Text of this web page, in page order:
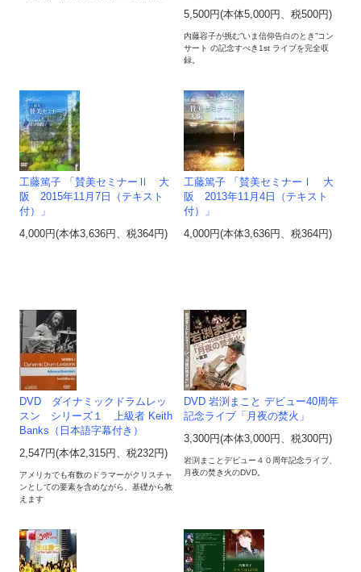
5,500円(本体5,000円、税500円)
内藤容子が挑む”いま信仰告白のとき”コン
サート の記念すべき1st ライブを完全収
録。
工藤篤子 「賛美セミナーⅡ 大
阪 2015年11月7日（テキスト
付）」
4,000円(本体3,636円、税364円)
工藤篤子 「賛美セミナーⅠ 大
阪 2013年11月4日（テキスト
付）」
4,000円(本体3,636円、税364円)
DVD ダイナミックドラムレッ
スン シリーズ１ 上級者 Keith
Banks（日本語字幕付き）
2,547円(本体2,315円、税232円)
アメリカでも有数のドラマーがクリスチャ
ンとしての要素を含めながら、基礎から教
えます
DVD 岩渕まこと デビュー40周年
記念ライブ「月夜の焚火」
3,300円(本体3,000円、税300円)
岩渕まことデビュー４０周年記念ライブ、
月夜の焚き火のDVD。